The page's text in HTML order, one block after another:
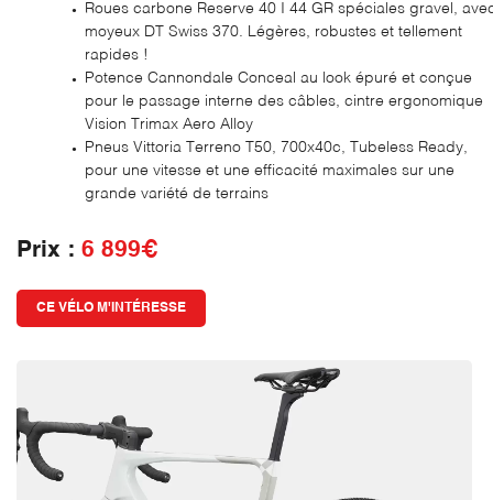
SERVICES
VÉLOS
Roues carbone Reserve 40 I 44 GR spéciales gravel,
moyeux DT Swiss 370. Légères, robustes et tellement
rapides !
Potence Cannondale Conceal au look épuré et conçue
pour le passage interne des câbles, cintre ergonomique
Vision Trimax Aero Alloy
Pneus Vittoria Terreno T50, 700x40c, Tubeless Ready,
pour une vitesse et une efficacité maximales sur une
grande variété de terrains
Prix : 6 899€
CE VÉLO M'INTÉRESSE